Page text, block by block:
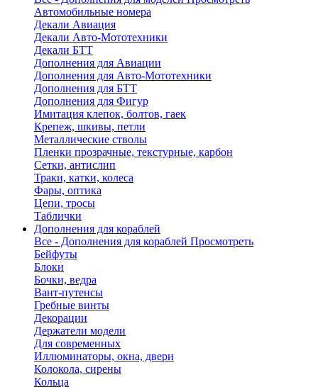
Автомобильные номера
Декали Авиация
Декали Авто-Мототехники
Декали БТТ
Дополнения для Авиации
Дополнения для Авто-Мототехники
Дополнения для БТТ
Дополнения для Фигур
Имитация клепок, болтов, гаек
Крепеж, шкивы, петли
Металлические стволы
Пленки прозрачные, текстурные, карбон
Сетки, антислип
Траки, катки, колеса
Фары, оптика
Цепи, тросы
Таблички
Дополнения для кораблей
Все - Дополнения для кораблей Просмотреть
Бейфуты
Блоки
Бочки, ведра
Вант-путенсы
Гребные винты
Декорации
Держатели модели
Для современных
Иллюминаторы, окна, двери
Колокола, сирены
Кольца